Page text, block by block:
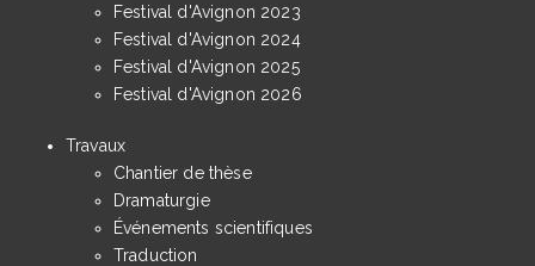
Festival d'Avignon 2023
Festival d'Avignon 2024
Festival d'Avignon 2025
Festival d'Avignon 2026
Travaux
Chantier de thèse
Dramaturgie
Événements scientifiques
Traduction